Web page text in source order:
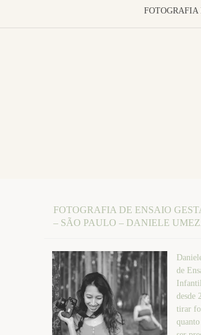
FOTOGRAFIA DE ENSAIO
– SÃO PAULO – DANIELE
de
desde
tirar